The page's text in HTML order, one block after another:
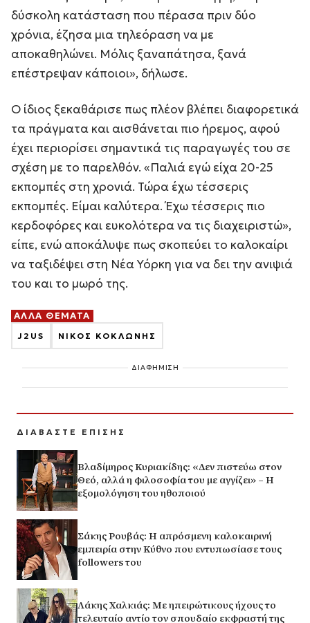
δύσκολη κατάσταση που πέρασα πριν δύο
χρόνια, έζησα μια τηλεόραση να με
αποκαθηλώνει. Μόλις ξαναπάτησα, ξανά
επέστρεψαν κάποιοι», δήλωσε.
Ο ίδιος ξεκαθάρισε πως πλέον βλέπει διαφορετικά
τα πράγματα και αισθάνεται πιο ήρεμος, αφού
έχει περιορίσει σημαντικά τις παραγωγές του σε
σχέση με το παρελθόν. «Παλιά εγώ είχα 20-25
εκπομπές στη χρονιά. Τώρα έχω τέσσερις
εκπομπές. Είμαι καλύτερα. Έχω τέσσερις πιο
κερδοφόρες και ευκολότερα να τις διαχειριστώ»,
είπε, ενώ αποκάλυψε πως σκοπεύει το καλοκαίρι
να ταξιδέψει στη Νέα Υόρκη για να δει την ανιψιά
του και το μωρό της.
ΑΛΛΑ ΘΕΜΑΤΑ
J2US ΝΙΚΟΣ ΚΟΚΛΩΝΗΣ
ΔΙΑΦΗΜΙΣΗ
ΔΙΑΒΑΣΤΕ ΕΠΙΣΗΣ
Βλαδίμηρος Κυριακίδης: «Δεν πιστεύω στον
Θεό, αλλά η φιλοσοφία του με αγγίζει» – Η
εξομολόγηση του ηθοποιού
Σάκης Ρουβάς: Η απρόσμενη καλοκαιρινή
εμπειρία στην Κύθνο που εντυπωσίασε τους
followers του
Λάκης Χαλκιάς: Με ηπειρώτικους ήχους το
τελευταίο αντίο τον σπουδαίο εκφραστή της